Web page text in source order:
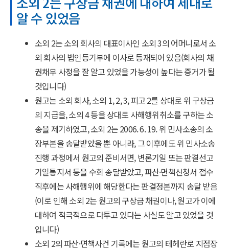
알 수 있었음
소외 2는 소외 회사의 대표이사인 소외 3의 어머니로서 소
외 회사의 법인등기부에 이사로 등재되어 있음(회사의 채
권채무 사정을 잘 알고 있었을 가능성이 높다는 증거가 될
것입니다)
원고는 소외 회사, 소외 1, 2, 3, 피고 2를 상대로 위 구상금
의 지급을, 소외 4 등을 상대로 사해행위취소를 구하는 소
송을 제기하였고, 소외 2는 2006. 6. 19. 위 민사소송의 소
장부본을 송달받았을 뿐 아니라, 그 이후에도 위 민사소송
진행 과정에서 원고의 준비서면, 변론기일 또는 판결선고
기일통지서 등을 수회 송달받았고, 파산·면책신청서 접수
직후에는 사해행위에 해당한다는 판결정본까지 송달 받음
(이로 인해 소외 2는 원고의 구상금 채권이나, 원고가 이에
대하여 적극적으로 다투고 있다는 사실도 알고 있었을 것
입니다)
소외 2의 파산·면책사건 기록에는 원고의 테헤란로 지점장